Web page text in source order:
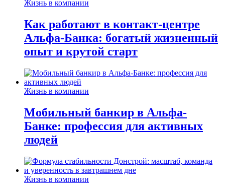
Жизнь в компании
Как работают в контакт-центре
Альфа-Банка: богатый жизненный
опыт и крутой старт
Жизнь в компании
Мобильный банкир в Альфа-
Банке: профессия для активных
людей
Жизнь в компании